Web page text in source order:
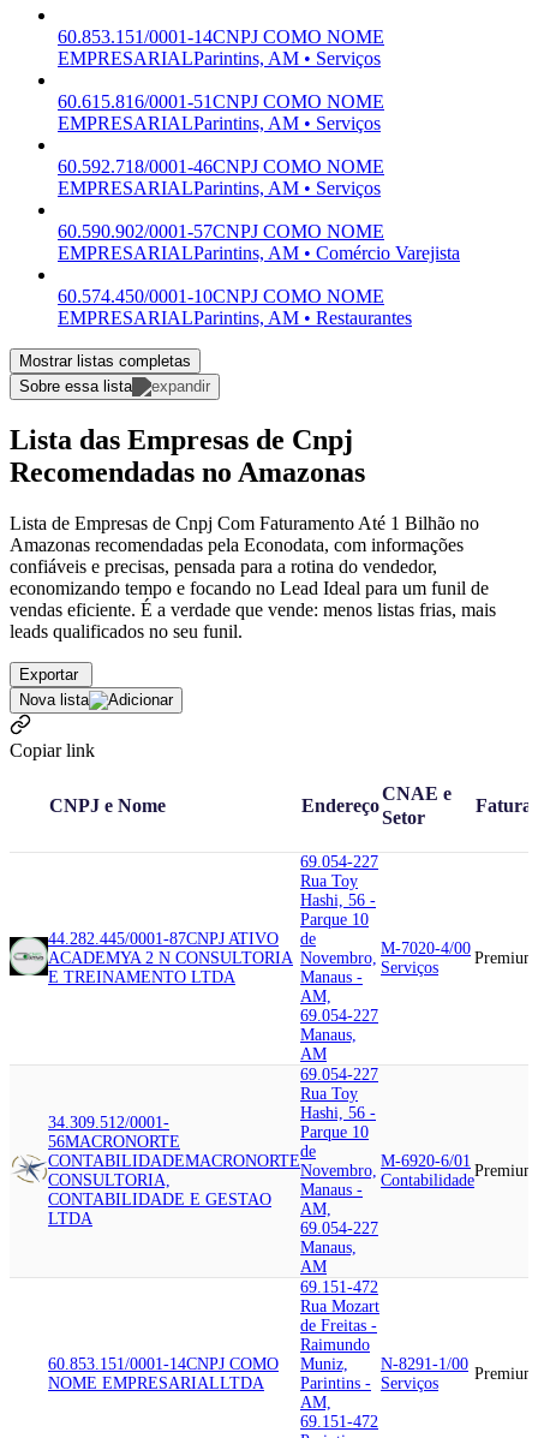
60.853.151/0001-14CNPJ COMO NOME
EMPRESARIALParintins, AM • Serviços
60.615.816/0001-51CNPJ COMO NOME
EMPRESARIALParintins, AM • Serviços
60.592.718/0001-46CNPJ COMO NOME
EMPRESARIALParintins, AM • Serviços
60.590.902/0001-57CNPJ COMO NOME
EMPRESARIALParintins, AM • Comércio Varejista
60.574.450/0001-10CNPJ COMO NOME
EMPRESARIALParintins, AM • Restaurantes
Mostrar listas completas
Sobre essa lista
Lista das Empresas de Cnpj
Recomendadas no Amazonas
Lista de Empresas de Cnpj Com Faturamento Até 1 Bilhão no
Amazonas recomendadas pela Econodata, com informações
confiáveis e precisas, pensada para a rotina do vendedor,
economizando tempo e focando no Lead Ideal para um funil de
vendas eficiente. É a verdade que vende: menos listas frias, mais
leads qualificados no seu funil.
Exportar
Nova lista
Copiar link
CNPJ e Nome Endereço
CNAE e
Setor
44.282.445/0001-87CNPJ ATIVO
ACADEMYA 2 N CONSULTORIA
E TREINAMENTO LTDA
69.054-227
Rua Toy
Hashi, 56 -
Parque 10
de
Novembro,
Manaus -
AM,
69.054-227
Manaus,
AM
M-7020-4/00
Serviços
Premium
34.309.512/0001-
56MACRONORTE
CONTABILIDADEMACRONORTE
CONSULTORIA,
CONTABILIDADE E GESTAO
LTDA
69.054-227
Rua Toy
Hashi, 56 -
Parque 10
de
Novembro,
Manaus -
AM,
69.054-227
Manaus,
AM
M-6920-6/01
Contabilidade
Premium
60.853.151/0001-14CNPJ COMO
NOME EMPRESARIALLTDA
69.151-472
Rua Mozart
de Freitas -
Raimundo
Muniz,
Parintins -
AM,
69.151-472
N-8291-1/00
Serviços
Premium